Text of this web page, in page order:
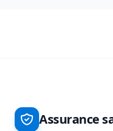
Assurance